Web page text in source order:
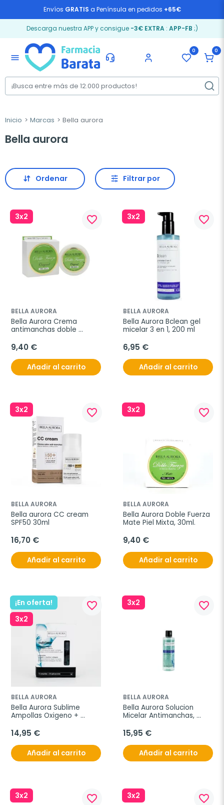
Envíos GRATIS a Península en pedidos +65€
Descarga nuestra APP y consigue -3€ EXTRA: APP-FB ;)
menu
0 0
Inicio Marcas Bella aurora
Bella aurora
Ordenar Filtrar por
3x2 favorite_border
BELLA AURORA
Bella Aurora Crema
antimanchas doble
9,40 €
Añadir al carrito
3x2 favorite_border
BELLA AURORA
Bella Aurora Bclean gel
micelar 3 en 1, 200 ml
6,95 €
Añadir al carrito
3x2 favorite_border
BELLA AURORA
Bella aurora CC cream
SPF50 30ml
16,70 €
Añadir al carrito
3x2 favorite_border
BELLA AURORA
Bella Aurora Doble Fuerza
Mate Piel Mixta, 30ml.
9,40 €
Añadir al carrito
¡En oferta!
3x2
favorite_border
BELLA AURORA
Bella Aurora Sublime
Ampollas Oxigeno +
14,95 €
Añadir al carrito
3x2 favorite_border
BELLA AURORA
Bella Aurora Solucion
Micelar Antimanchas,
15,95 €
Añadir al carrito
3x2 favorite_border 3x2 favorite_border